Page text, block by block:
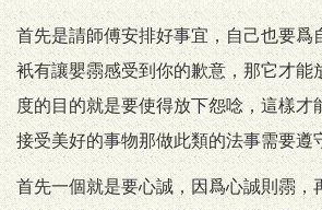
首先是請師傅安排好事宜，自己也要爲
衹有讓嬰霛感受到你的歉意，那它才能
度的目的就是要使得放下怨唸，這樣才
接受美好的事物那做此類的法事需要遵
首先一個就是要心誠，因爲心誠則霛，